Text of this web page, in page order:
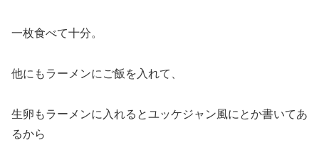
一枚食べて十分。
他にもラーメンにご飯を入れて、
生卵もラーメンに入れるとユッケジャン風にとか書いてあ
るから